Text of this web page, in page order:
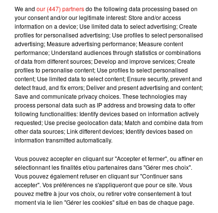
Musique
5 août 2026
Benny Blanco invite Selena Gomez et
Becky G sur son nouveau single
4 août 2026
Tiny Desk invite Charlie Puth pour une
live session solaire
We and our (447) partnersdo the following data processing based on
your consent and/or our legitimate interest: Store and/or access
information on a device; Use limited data to select advertising; Create
profiles for personalised advertising; Use profiles to select personalised
advertising; Measure advertising performance; Measure content
performance; Understand audiences through statistics or combinations
of data from different sources; Develop and improve services; Create
profiles to personalise content; Use profiles to select personalised
content; Use limited data to select content; Ensure security, prevent and
detect fraud, and fix errors; Deliver and present advertising and content;
Save and communicate privacy choices. These technologies may
process personal data such as IP address and browsing data to offer
following functionalities: Identify devices based on information actively
requested; Use precise geolocation data; Match and combine data from
other data sources; Link different devices; Identify devices based on
information transmitted automatically.
Vous pouvez accepter en cliquant sur "Accepter et fermer", ou affiner en
sélectionnant les finalités et/ou partenaires dans "Gérer mes choix".
Vous pouvez également refuser en cliquant sur "Continuer sans
accepter". Vos préférences ne s'appliqueront que pour ce site. Vous
pouvez mettre à jour vos choix, ou retirer votre consentement à tout
moment via le lien "Gérer les cookies" situé en bas de chaque page.